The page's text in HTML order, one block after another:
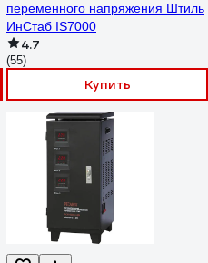
переменного напряжения Штиль
ИнСтаб IS7000
4.7
(55)
Купить